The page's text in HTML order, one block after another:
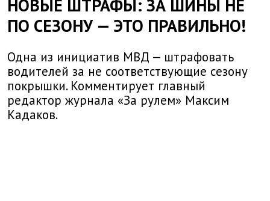
НОВЫЕ ШТРАФЫ: ЗА ШИНЫ НЕ
ПО СЕЗОНУ — ЭТО ПРАВИЛЬНО!
Одна из инициатив МВД — штрафовать
водителей за не соответствующие сезону
покрышки. Комментирует главный
редактор журнала «За рулем» Максим
Кадаков.